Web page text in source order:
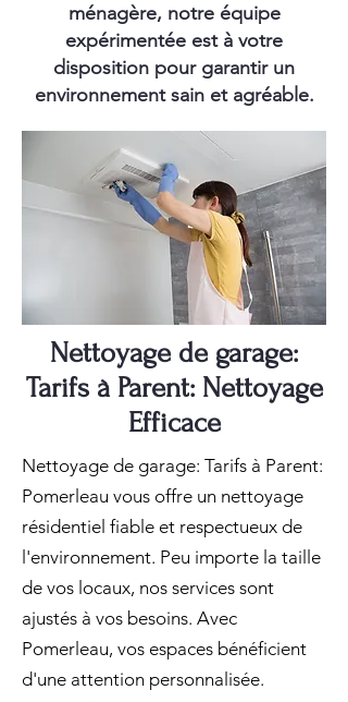
ménagère, notre équipe
expérimentée est à votre
disposition pour garantir un
environnement sain et agréable.
Nettoyage de garage:
Tarifs à Parent: Nettoyage
Efficace
Nettoyage de garage: Tarifs à Parent:
Pomerleau vous offre un nettoyage
résidentiel fiable et respectueux de
l'environnement. Peu importe la taille
de vos locaux, nos services sont
ajustés à vos besoins. Avec
Pomerleau, vos espaces bénéficient
d'une attention personnalisée.